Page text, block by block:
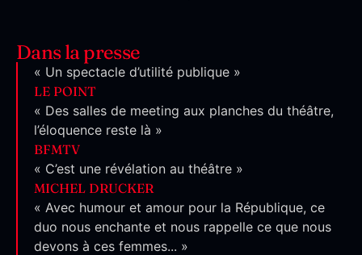
Dans la presse
« Un spectacle d’utilité publique »
LE POINT
« Des salles de meeting aux planches du théâtre,
l’éloquence reste là »
BFMTV
« C’est une révélation au théâtre »
MICHEL DRUCKER
« Avec humour et amour pour la République, ce
duo nous enchante et nous rappelle ce que nous
devons à ces femmes... »